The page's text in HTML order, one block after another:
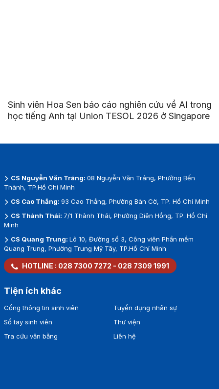
Sinh viên Hoa Sen báo cáo nghiên cứu về AI trong
học tiếng Anh tại Union TESOL 2026 ở Singapore
CS Nguyễn Văn Tráng: 08 Nguyễn Văn Tráng, Phường Bến
Thành, TP.Hồ Chí Minh
CS Cao Thắng: 93 Cao Thắng, Phường Bàn Cờ, TP. Hồ Chí Minh
CS Thành Thái: 7/1 Thành Thái, Phường Diên Hồng, TP. Hồ Chí
Minh
CS Quang Trung: Lô 10, Đường số 3, Công viên Phần mềm
Quang Trung, Phường Trung Mỹ Tây, TP.Hồ Chí Minh
HOTLINE : 028 7300 7272 - 028 7309 1991
Tiện ích khác
Cổng thông tin sinh viên
Sổ tay sinh viên
Tra cứu văn bằng
Tuyển dụng nhân sự
Thư viện
Liên hệ